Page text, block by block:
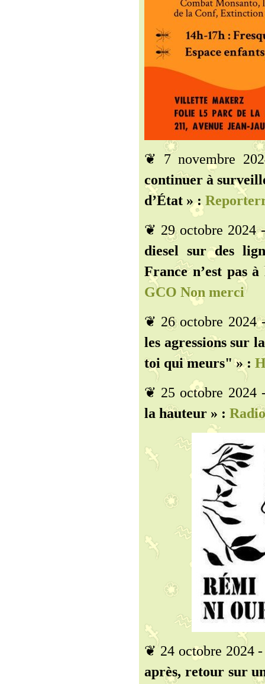
❦ 7 novembre
continuer à
d’État » :
❦ 29 octobre 2024
diesel sur des
France n’est pas
GCO Non merci
❦ 26 octobre 2024
les agressions sur
toi qui meurs" » :
❦ 25 octobre 2024
la hauteur » :
❦ 24 octobre 2024
après, retour sur